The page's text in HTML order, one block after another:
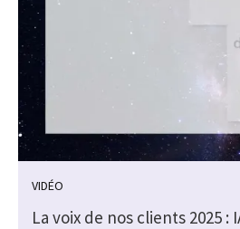
VIDÉO
La voix de nos clients 2025 :